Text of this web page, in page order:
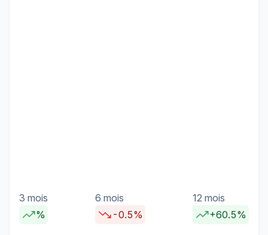
3 mois
%
6 mois
-0.5%
12 mois
+60.5%